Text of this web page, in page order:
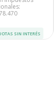
SIN INTERÉS
de